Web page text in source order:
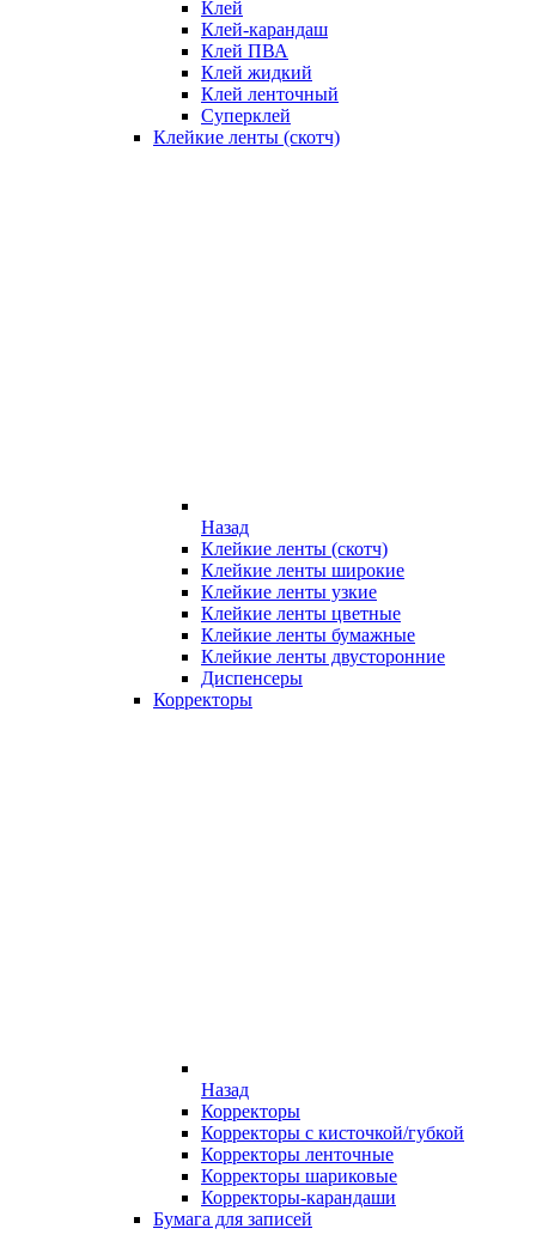
Клей
Клей-карандаш
Клей ПВА
Клей жидкий
Клей ленточный
Суперклей
Клейкие ленты (скотч)
Назад
Клейкие ленты (скотч)
Клейкие ленты широкие
Клейкие ленты узкие
Клейкие ленты цветные
Клейкие ленты бумажные
Клейкие ленты двусторонние
Диспенсеры
Корректоры
Назад
Корректоры
Корректоры с кисточкой/губкой
Корректоры ленточные
Корректоры шариковые
Корректоры-карандаши
Бумага для записей